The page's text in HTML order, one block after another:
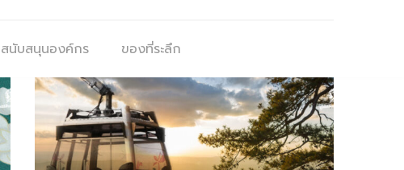
สนับสนุนองค์กร ของที่ระลึก